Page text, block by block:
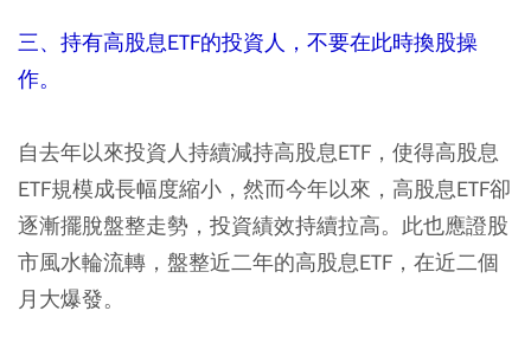
三、持有高股息ETF的投資人，不要在此時換股操
作。
自去年以來投資人持續減持高股息ETF，使得高股息
ETF規模成長幅度縮小，然而今年以來，高股息ETF卻
逐漸擺脫盤整走勢，投資績效持續拉高。此也應證股
市風水輪流轉，盤整近二年的高股息ETF，在近二個
月大爆發。